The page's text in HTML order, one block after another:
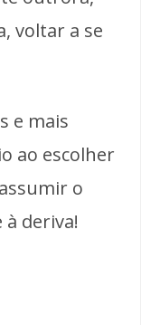
voltar a se
e mais
ao escolher
o
deriva!